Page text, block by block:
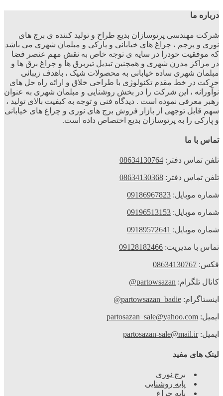
درباره ما
شرکت مهندسی پرتوسازان بدیع طراح و تولید کننده ی برج های
نوری و پرچم ، چراغ های خیابانی و پارکی و مبلمان شهری می باشد
که موفقیت خودرا در سایه ی توجه خاص به نقش مهم عنصر فضا
در مراکز مدرن شهری و همچنین تبدیل تیربرق ها و چراغ برق ها و
مبلمان شهری ساده خیابانی به محصولات شیک ، باهدف زیبائی
حرکت در خط مقدم تکنولوژی با طراحی خلاق و ارائه راه حل های
نوآورانه ، این شرکت را در بخش روشنایی و مبلمان شهری به عنوان
رهبر معرفی نموده است . دیدگاه فنی و توجه به کیفیت بالای تولید ،
سهم قابل توجهی از بازار فروش برج های نوری و چراغ های خیابانی
و پارکی را به پرتوسازان بدیع اختصاص داده است.
تماس با ما
تلفن تماس دفتر: 08634130764
تلفن تماس دفتر: 08634130368
شماره موبایل: 09186967823
شماره موبایل: 09196513153
شماره موبایل: 09189572641
تماس با مدیریت: 09128182466
فکس: 08634130767
کانال تلگرام: partowsazan@
اینستاگرام: partowsazan_badie@
ایمیل: partosazan_sale@yahoo.com
ایمیل:partosazan-sale@mail.ir
لینک های مفید
برج نوری
پایه روشنایی
پایه چراغ